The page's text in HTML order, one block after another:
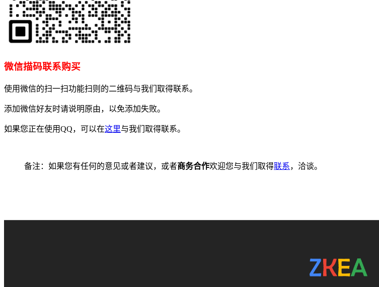
微信描码联系购买
使用微信的扫一扫功能扫则的二维码与我们取得联系。
添加微信好友时请说明原由，以免添加失败。
如果您正在使用QQ，可以在这里与我们取得联系。
备注：如果您有任何的意见或者建议，或者商务合作欢迎您与我们取得联系，洽谈。